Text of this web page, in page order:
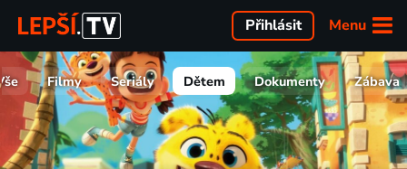
Menu
Přihlásit
Filmy Seriály Dětem Dokumenty Zábava